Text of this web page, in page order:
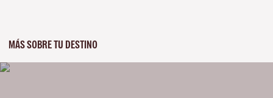
MÁS SOBRE TU DESTINO